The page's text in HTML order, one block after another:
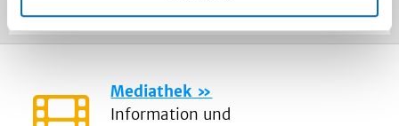
Mediathek
Information und